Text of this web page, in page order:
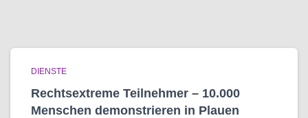
DIENSTE
Rechtsextreme Teilnehmer – 10.000
Menschen demonstrieren in Plauen